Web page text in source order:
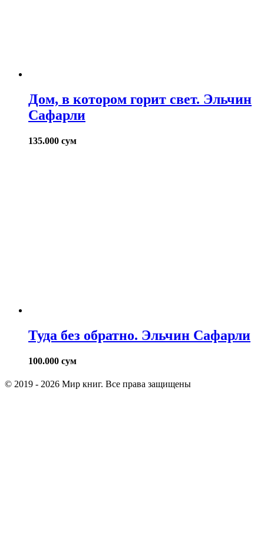
Дом, в котором горит свет. Эльчин
Сафарли
135.000 сум
Туда без обратно. Эльчин Сафарли
100.000 сум
© 2019 - 2026 Мир книг. Все права защищены